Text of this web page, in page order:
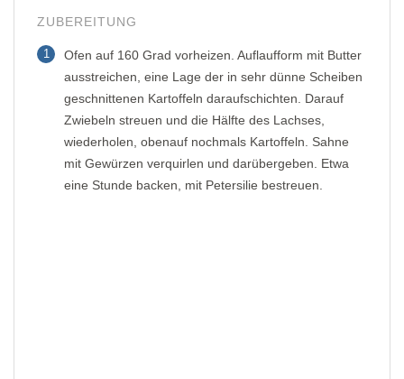
ZUBEREITUNG
1
Ofen auf 160 Grad vorheizen. Auflaufform mit Butter
ausstreichen, eine Lage der in sehr dünne Scheiben
geschnittenen Kartoffeln daraufschichten. Darauf
Zwiebeln streuen und die Hälfte des Lachses,
wiederholen, obenauf nochmals Kartoffeln. Sahne
mit Gewürzen verquirlen und darübergeben. Etwa
eine Stunde backen, mit Petersilie bestreuen.